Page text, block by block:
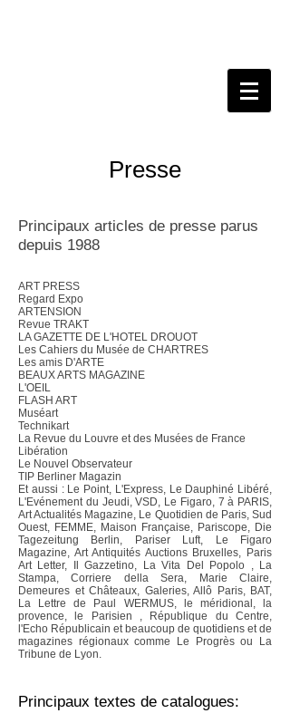
Presse
Principaux articles de presse parus
depuis 1988
ART PRESS
Regard Expo
ARTENSION
Revue TRAKT
LA GAZETTE DE L'HOTEL DROUOT
Les Cahiers du Musée de CHARTRES
Les amis D'ARTE
BEAUX ARTS MAGAZINE
L'OEIL
FLASH ART
Muséart
Technikart
La Revue du Louvre et des Musées de France
Libération
Le Nouvel Observateur
TIP Berliner Magazin
Et aussi : Le Point, L'Express, Le Dauphiné Libéré,
L'Evénement du Jeudi, VSD, Le Figaro, 7 à PARIS,
Art Actualités Magazine, Le Quotidien de Paris, Sud
Ouest, FEMME, Maison Française, Pariscope, Die
Tagezeitung Berlin, Pariser Luft, Le Figaro
Magazine, Art Antiquités Auctions Bruxelles, Paris
Art Letter, Il Gazzetino, La Vita Del Popolo , La
Stampa, Corriere della Sera, Marie Claire,
Demeures et Châteaux, Galeries, Allô Paris, BAT,
La Lettre de Paul WERMUS, le méridional, la
provence, le Parisien , République du Centre,
l'Echo Républicain et beaucoup de quotidiens et de
magazines régionaux comme Le Progrès ou La
Tribune de Lyon.
Principaux textes de catalogues: